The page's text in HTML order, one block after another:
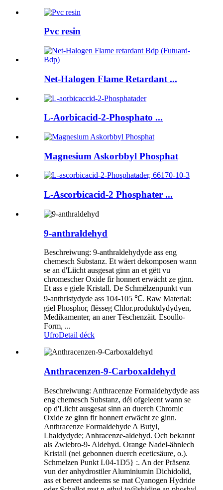
Pvc resin
Net-Halogen Flame Retardant ...
L-Aorbicacid-2-Phosphato ...
Magnesium Askorbbyl Phosphat
L-Ascorbicacid-2 Phosphater ...
9-anthraldehyd
Beschreiwung: 9-anthraldehydyde ass eng
chemesch Substanz. Et wäert dekomposen wann
se an d'Liicht ausgesat ginn an et gëtt vu
chromescher Oxide fir honnert erwächt ze ginn.
Et ass e giele Kristall. De Schmëlzenpunkt vun
9-anthristydyde ass 104-105 ℃. Raw Material:
giel Phosphor, flësseg Chlor.produktdydydyen,
Medikamenter, an aner Tëschenzäit. Esoullo-
Form, ...
UfroDetail déck
Anthracenzen-9-Carboxaldehyd
Beschreiwung: Anthracenze Formaldehydyde ass
eng chemesch Substanz, déi ofgeleent wann se
op d'Liicht ausgesat sinn an duerch Chromic
Oxide ze ginn fir honnert erwächt ze ginn.
Anthracenze Formaldehyde A Butyl,
Lhaldydyde; Anhracenze-aldehyd. Och bekannt
als Zwiebro-9- Aldehyd. Orange Nadel-ähnlech
Kristall (nei gebonnen duerch eceticsäure, o.).
Schmelzen Punkt L04-1D5} :. An der Präsenz
vun der anhydrostiler Aluminiumin Dichidolid,
ass et bereet andeems se mat Cyanogen Hydride